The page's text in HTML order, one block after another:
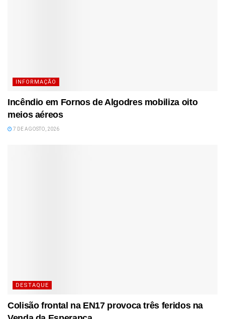
INFORMAÇÃO
Incêndio em Fornos de Algodres mobiliza oito
meios aéreos
7 DE AGOSTO, 2026
DESTAQUE
Colisão frontal na EN17 provoca três feridos na